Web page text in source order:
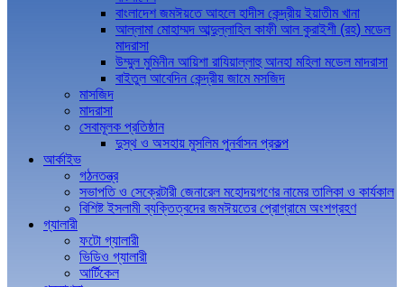
বাংলাদেশ জমঈয়তে আহলে হাদীস কেন্দ্রীয় ইয়াতীম খানা
আল্লামা মোহাম্মদ আব্দুল্লাহিল কাফী আল কুরাইশী (রহ) মডেল
মাদরাসা
উম্মুল মুমিনীন আয়িশা রাযিয়াল্লাহু আনহা মহিলা মডেল মাদরাসা
বাইতুল আবেদিন কেন্দ্রীয় জামে মসজিদ
মাসজিদ
মাদরাসা
সেবামূলক প্রতিষ্ঠান
দুস্থ ও অসহায় মুসলিম পুনর্বাসন প্রকল্প
আর্কাইভ
গঠনতন্ত্র
সভাপতি ও সেক্রেটারী জেনারেল মহোদয়গণের নামের তালিকা ও কার্যকাল
বিশিষ্ট ইসলামী ব্যক্তিত্বদের জমঈয়তের প্রোগ্রামে অংশগ্রহণ
গ্যালারী
ফটো গ্যালারী
ভিডিও গ্যালারী
আর্টিকেল